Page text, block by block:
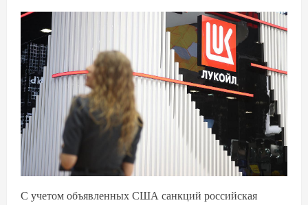
С учетом объявленных США санкций российская